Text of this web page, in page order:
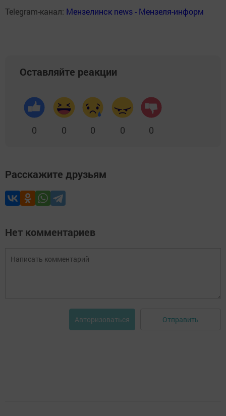
Telegram-канал: Мензелинск news - Мензеля-информ
Оставляйте реакции
0 0 0 0 0
Расскажите друзьям
Нет комментариев
Авторизоваться Отправить